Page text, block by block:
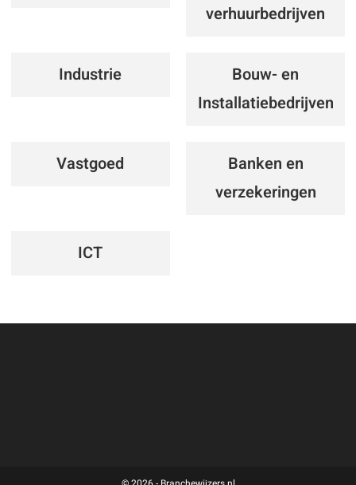
verhuurbedrijven
Industrie
Bouw- en
Installatiebedrijven
Vastgoed
Banken en
verzekeringen
ICT